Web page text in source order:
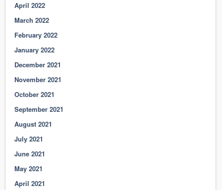
April 2022
March 2022
February 2022
January 2022
December 2021
November 2021
October 2021
September 2021
August 2021
July 2021
June 2021
May 2021
April 2021